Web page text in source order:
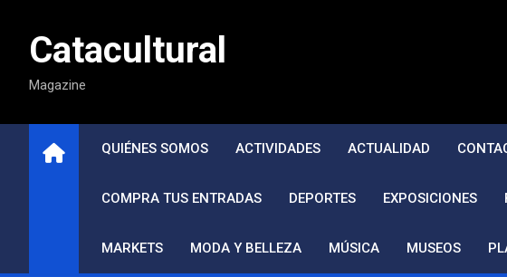
contenidoCatacultural
Magazine
QUIÉNES SOMOS ACTIVIDADES ACTUALIDAD
COMPRA TUS ENTRADAS DEPORTES EXPOSICIONES
MARKETS MODA Y BELLEZA MÚSICA MUSEOS